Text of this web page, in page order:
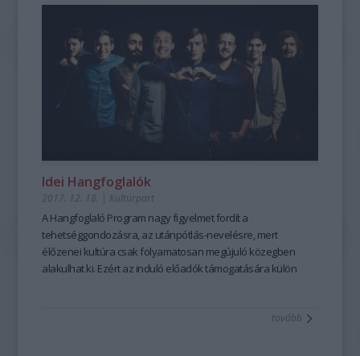
összege maximum kétmillió forint. A támogatottakat
tapasztalt mentorok segítik. Ezen kívül a
Hangfoglaló Program fellépési lehetőséget biztosít számukra
a nagyobb nyári fesztiválokon. Most a 2017/2018-as évad
nyerteseit mutatjuk be!
Idei Hangfoglalók
2017. 12. 18. | Kultúrpart
A Hangfoglaló Program nagy figyelmet fordít a
tehetséggondozásra, az utánpótlás-nevelésre, mert
élőzenei kultúra csak folyamatosan megújuló közegben
alakulhat ki. Ezért az induló előadók támogatására külön
tovább